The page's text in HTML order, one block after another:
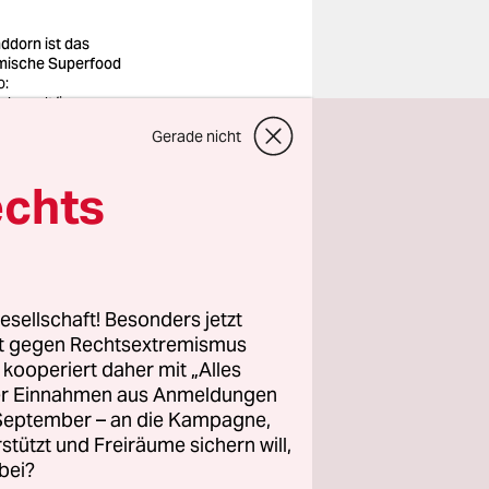
ist das
Superfood
imago
und
sehen
sie sind
C-
Gerade nicht
Besonders jetzt
gegen Rechtsextremismus
daher mit „Alles
Einnahmen aus Anmeldungen
– an die Kampagne,
und Freiräume sichern will,